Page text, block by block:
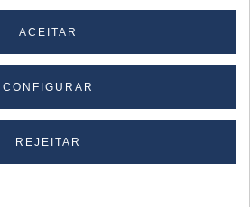
ACEITAR
CONFIGURAR
REJEITAR